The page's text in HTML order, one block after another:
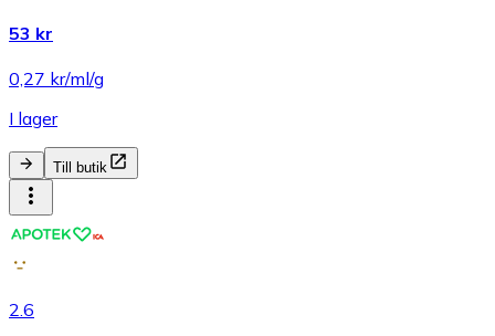
53 kr
0,27 kr/ml/g
I lager
Till butik
2.6